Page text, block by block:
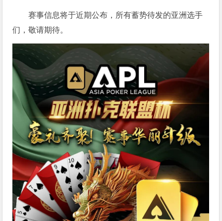
赛事信息将于近期公布，所有蓄势待发的亚洲选手
们，敬请期待。